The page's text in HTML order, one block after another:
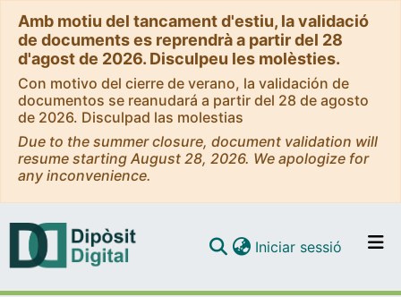
Amb motiu del tancament d'estiu, la validació
de documents es reprendrà a partir del 28
d'agost de 2026. Disculpeu les molèsties.
Con motivo del cierre de verano, la validación de
documentos se reanudará a partir del 28 de agosto
de 2026. Disculpad las molestias
Due to the summer closure, document validation will
resume starting August 28, 2026. We apologize for
any inconvenience.
Iniciar sessió (current)